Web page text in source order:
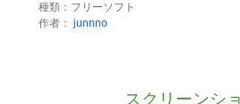
種類：フリーソフト
作者： junnno
スクリーンシ